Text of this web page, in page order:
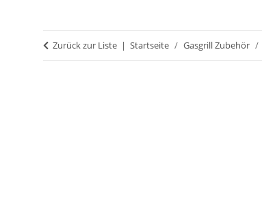
Zurück zur Liste Startseite Gasgrill Zubehör